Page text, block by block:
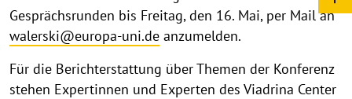
Gesprächsrunden bis Freitag, den 16. Mai, per Mail an
walerski@europa-uni.de anzumelden.
Für die Berichterstattung über Themen der Konferenz
stehen Expertinnen und Experten des Viadrina Center